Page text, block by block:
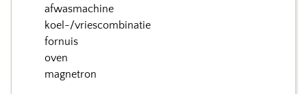
afwasmachine
koel-/vriescombinatie
fornuis
oven
magnetron